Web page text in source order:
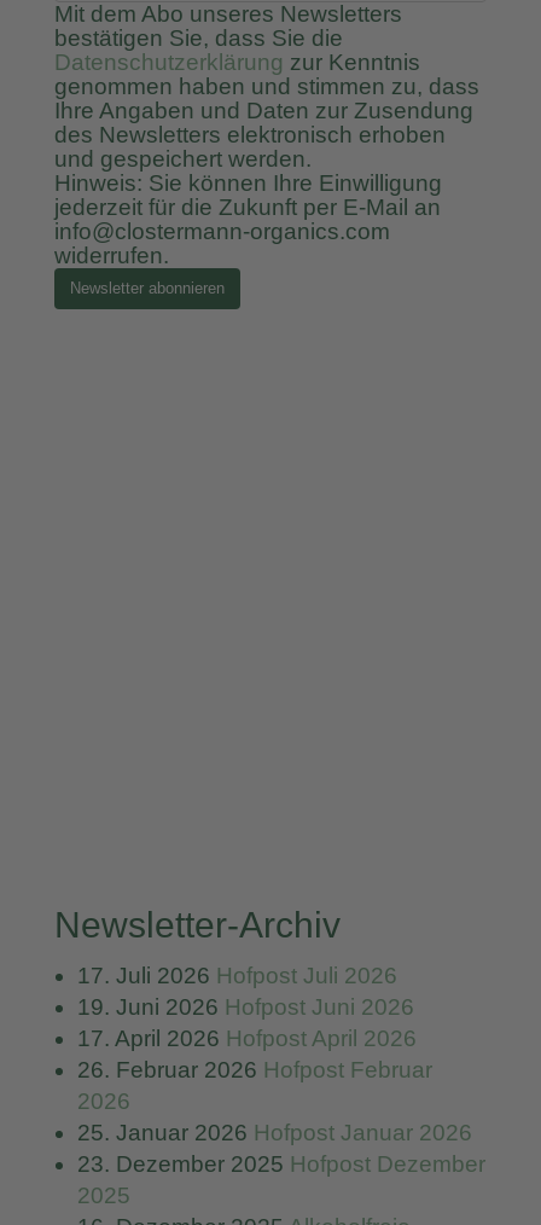
Mit dem Abo unseres Newsletters
bestätigen Sie, dass Sie die
Datenschutzerklärung zur Kenntnis
genommen haben und stimmen zu, dass
Ihre Angaben und Daten zur Zusendung
des Newsletters elektronisch erhoben
und gespeichert werden.
Hinweis: Sie können Ihre Einwilligung
jederzeit für die Zukunft per E-Mail an
info@clostermann-organics.com
widerrufen.
Newsletter-Archiv
17. Juli 2026 Hofpost Juli 2026
19. Juni 2026 Hofpost Juni 2026
17. April 2026 Hofpost April 2026
26. Februar 2026 Hofpost Februar
2026
25. Januar 2026 Hofpost Januar 2026
23. Dezember 2025 Hofpost Dezember
2025